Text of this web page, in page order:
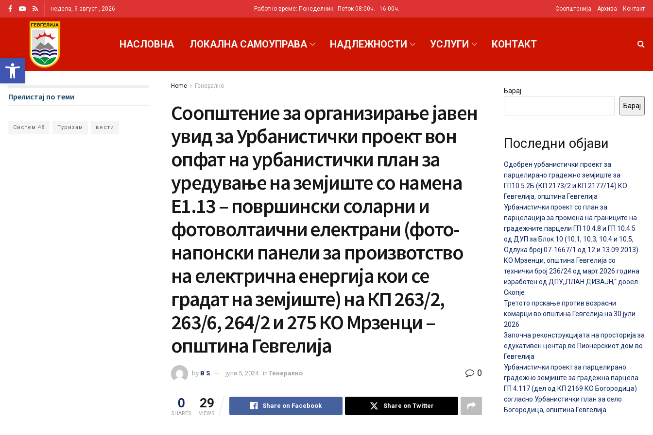
Open toolbar
недела, 9 август , 2026 Работно време: Понеделник - Петок 08:00ч. - 16:00ч. Соопштенија Архива Контакт
НАСЛОВНА ЛОКАЛНА САМОУПРАВА НАДЛЕЖНОСТИ УСЛУГИ КОНТАКТ
Home Генерално
Соопштение за организирање јавен
увид за Урбанистички проект вон
опфат на урбанистички план за
уредување на земјиште со намена
Е1.13 – површински соларни и
фотоволтаични електрани (фото-
напонски панели за произвотство
на електрична енергија кои се
градат на земјиште) на КП 263/2,
263/6, 264/2 и 275 КО Мрзенци –
општина Гевгелија
by B S јули 5, 2024 in Генерално 0
0
SHARES
29
VIEWS
Share on Facebook Share on Twitter
Прелистај по теми
Систем 48 Туризам вести
Барај
Барај
Последни објави
Одобрен урбанистички проект за
парцелирано градежно земјиште за
ГП10.5.2Б (КП 2173/2 и КП 2177/14) КО
Гевгелија, општина Гевгелија
Урбанистички проект со план за
парцелација за промена на границите на
градежните парцели ГП 10.4.8 и ГП 10.4.5
од ДУП за Блок 10 (10.1, 10.3, 10.4 и 10.5,
Одлука број 07-1667/1 од 12 и 13.09.2013)
КО Мрзенци, општина Гевгелија со
технички број 236/24 од март 2026 година
изработен од ДПУ,,ПЛАН ДИЗАЈН,“ дооел
Скопје
Третото прскање против возрасни
комарци во општина Гевгелија на 30 јули
2026
Започна реконструкцијата на просторија за
едукативен центар во Пионерскиот дом во
Гевгелија
Урбанистички проект за парцелирано
градежно земјиште за градежна парцела
ГП 4.117 (дел од КП 2169 КО Богородица)
согласно Урбанистички план за село
Богородица, општина Гевгелија